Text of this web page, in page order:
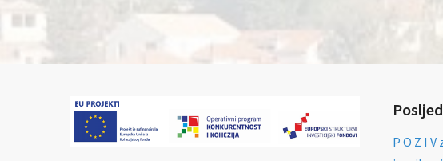
P O Z I